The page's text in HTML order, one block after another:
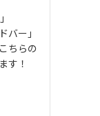
ー」
ちらの
す！